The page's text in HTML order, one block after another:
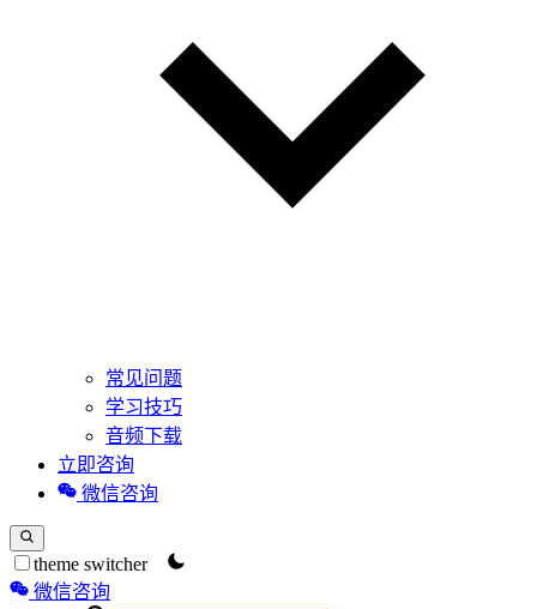
常见问题
学习技巧
音频下载
立即咨询
微信咨询
theme switcher
微信咨询